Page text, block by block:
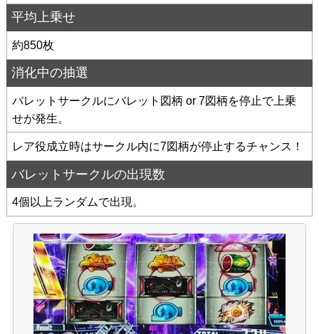
平均上乗せ
約850枚
消化中の抽選
バレットサークルにバレット図柄 or 7図柄を停止で上乗
せが発生。
レア役成立時はサークル内に7図柄が停止するチャンス！
バレットサークルの出現数
4個以上ランダムで出現。